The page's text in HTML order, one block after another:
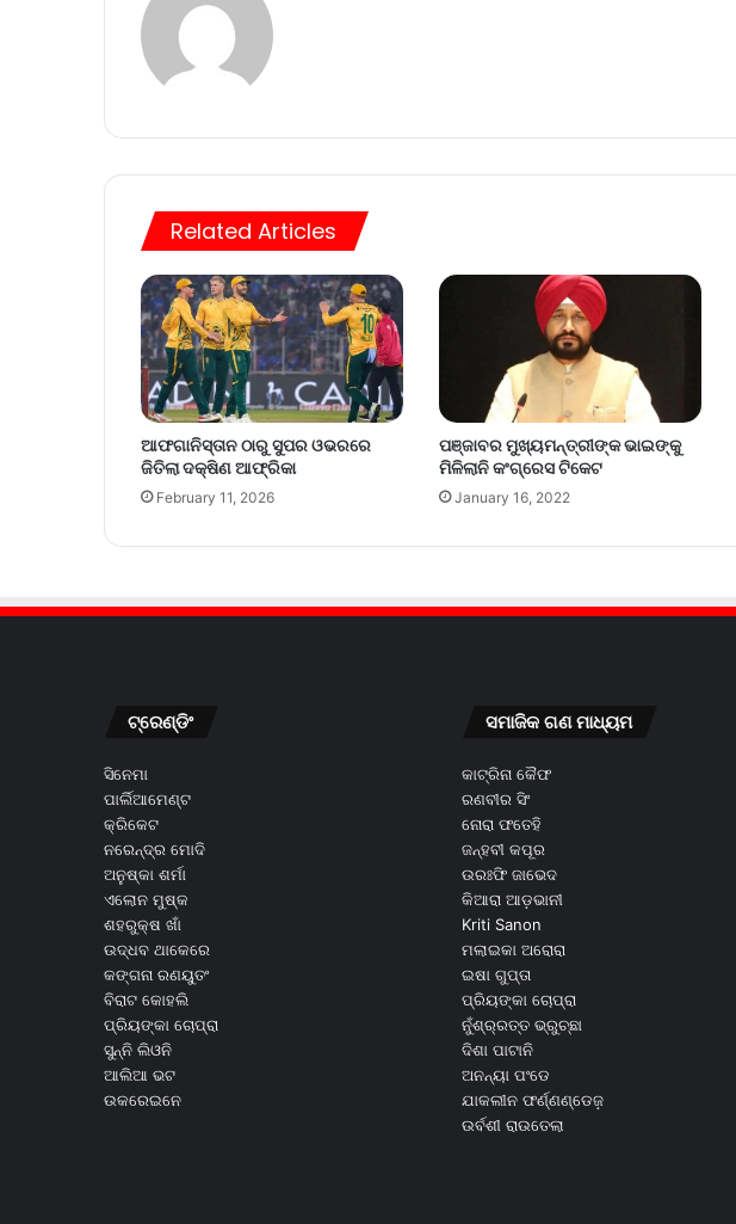
Related Articles
ଆଫଗାନିସ୍ତାନ ଠାରୁ ସୁପର ଓଭରରେ
ଜିତିଲା ଦକ୍ଷିଣ ଆଫ୍ରିକା
February 11, 2026
ପଞ୍ଜାବର ମୁଖ୍ୟମନ୍ତ୍ରୀଙ୍କ ଭାଇଙ୍କୁ
ମିଳିଲାନି କଂଗ୍ରେସ ଟିକେଟ
January 16, 2022
ଟ୍ରେଣ୍ଡିଂ
ସିନେମା
ପାର୍ଲିଆମେଣ୍ଟ
କ୍ରିକେଟ
ନରେନ୍ଦ୍ର ମୋଦି
ଅନୁଷ୍କା ଶର୍ମା
ଏଲୋନ ମୁଷ୍କ
ଶହରୁକ୍ଷ ଖାଁ
ଉଦ୍ଧବ ଥାକେରେ
କଙ୍ଗନା ରଣୟୁତଂ
ବିରାଟ କୋହଲି
ପ୍ରିୟଙ୍କା ଚୋପ୍ରା
ସୁନ୍ନି ଲିଓନି
ଆଲିଆ ଭଟ
ଉକରେଇନେ
ସମାଜିକ ଗଣ ମାଧ୍ୟମ
କାଟ୍ରିନା କୈଫ
ରଣବୀର ସିଂ
ନୋରା ଫତେହି
ଜନ୍ହବୀ କପୂର
ଉରଃଫି ଜାଭେଦ
କିଆରା ଆଡ଼ଭାନୀ
Kriti Sanon
ମଲାଇକା ଅରୋରା
ଇଷା ଗୁପ୍ତା
ପ୍ରିୟଙ୍କା ଚୋପ୍ରା
ନୁଁଶ୍ର୍ରତ୍ତ ଭ୍ରୁଚ୍ଛା
ଦିଶା ପାଟାନି
ଅନନ୍ୟା ପଂଡେ
ଯାକଲୀନ ଫର୍ଣ୍ଣଣ୍ଡେଜ଼
ଉର୍ବଶୀ ରାଉତେଲା